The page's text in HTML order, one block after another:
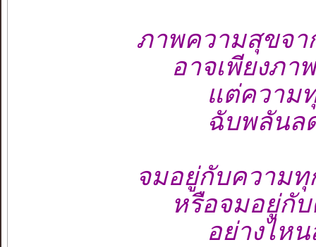
ภาพความสุขจา
อาจเพียงภา
แต่ความทุก
ฉับพลันลดที
จมอยู่กับความ
หรือจมอยู่กับ
อย่างไหนล่ะ